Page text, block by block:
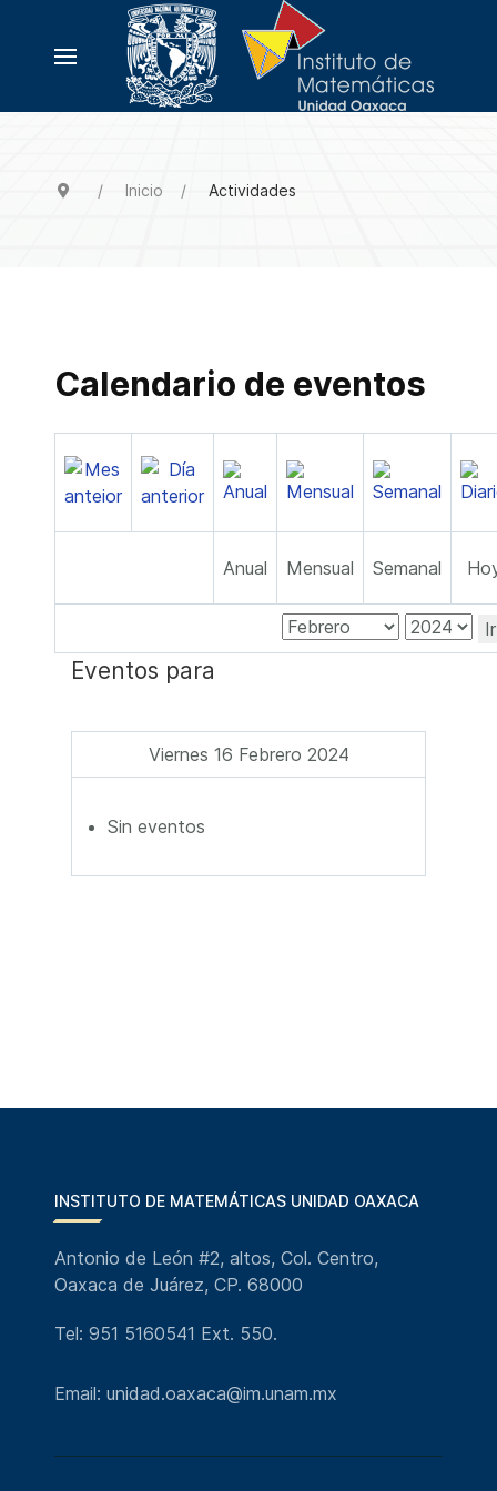
Inicio Actividades
Calendario de eventos
Anual Mensual Semanal
Eventos para
Viernes 16 Febrero 2024
Sin eventos
INSTITUTO DE MATEMÁTICAS UNIDAD OAXACA
Antonio de León #2, altos, Col. Centro,
Oaxaca de Juárez, CP. 68000
Tel: 951 5160541 Ext. 550.
Email: unidad.oaxaca@im.unam.mx